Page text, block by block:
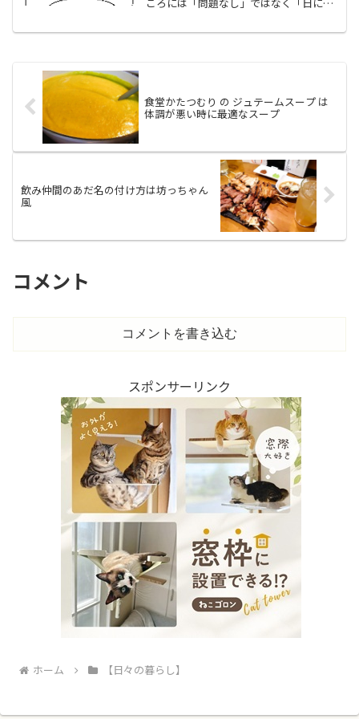
食堂かたつむり の ジュテームスープ は
体調が悪い時に最適なスープ
飲み仲間のあだ名の付け方は坊っちゃん
風
コメント
コメントを書き込む
スポンサーリンク
ホーム 【日々の暮らし】